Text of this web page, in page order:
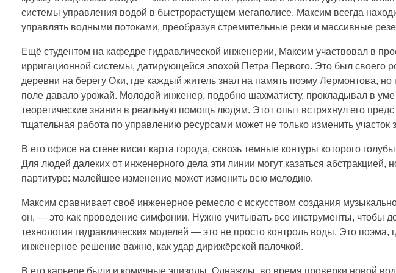
системы управления водой в быстрорастущем мегаполисе. Максим всегда
управлять водными потоками, преобразуя стремительные реки и массивные
Ещё студентом на кафедре гидравлической инженерии, Максим участвовал в
ирригационной системы, датирующейся эпохой Петра Первого. Это был своего
деревни на берегу Оки, где каждый житель знал на память поэму Лермонтова, но
поле давало урожай. Молодой инженер, подобно шахматисту, прокладывал в
теоретические знания в реальную помощь людям. Этот опыт встряхнул его
тщательная работа по управлению ресурсами может не только изменить участок
В его офисе на стене висит карта города, сквозь темные контуры которого
Для людей далеких от инженерного дела эти линии могут казаться
партитуре: малейшее изменение может изменить всю мелодию.
Максим сравнивает своё инженерное ремесло с искусством создания
он, — это как проведение симфонии. Нужно учитывать все инструменты, чтобы
технология гидравлических моделей — это не просто контроль воды. Это
инженерное решение важно, как удар дирижёрской палочкой.
В его карьере были и комичные эпизоды. Однажды, во время проверки новой